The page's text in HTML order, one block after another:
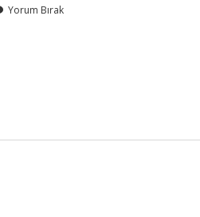
Yorum Bırak